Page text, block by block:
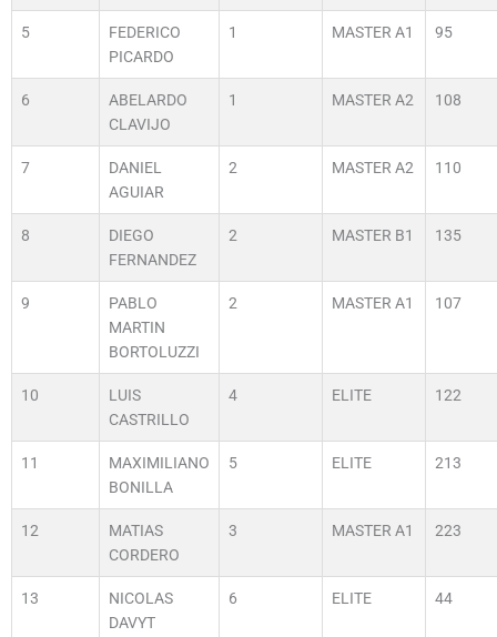
5
FEDERICO
PICARDO
1 MASTER A1 95
6
ABELARDO
CLAVIJO
1 MASTER A2 108
7
DANIEL
AGUIAR
2 MASTER A2 110
8
DIEGO
FERNANDEZ
2 MASTER B1 135
9
PABLO
MARTIN
BORTOLUZZI
2 MASTER A1 107
10
LUIS
CASTRILLO
4 ELITE 122
11
MAXIMILIANO
BONILLA
5 ELITE 213
12
MATIAS
CORDERO
3 MASTER A1 223
13
NICOLAS
DAVYT
6 ELITE 44